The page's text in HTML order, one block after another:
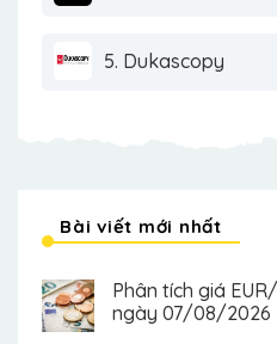
5. Dukascopy
Bài viết mới nhất
Phân tích giá
ngày 07/08/2026